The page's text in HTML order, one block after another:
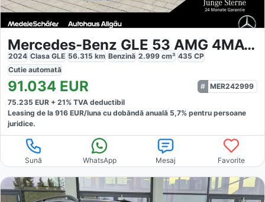
Mercedes-Benz GLE 53 AMG 4MATIC Night
2024 Clasa GLE 56.315 km Benzină 2.999 cm³ 435 CP
Cutie automată
91.034 EUR
MER242999
75.235 EUR + 21% TVA deductibil
Leasing de la 916 EUR/luna cu dobăndă anuală 5,7% pentru persoane
juridice.
Sună WhatsApp Mesaj Favorite